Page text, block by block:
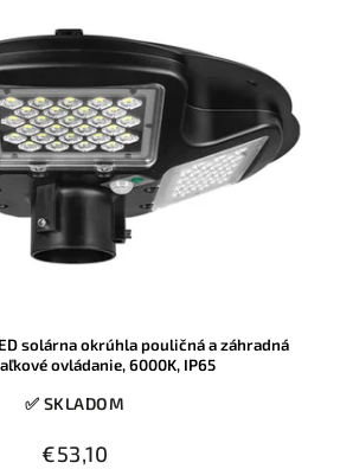
solárna okrúhla pouličná a záhradná
ovládanie, 6000K, IP65
✅ SKLADOM
€53,10